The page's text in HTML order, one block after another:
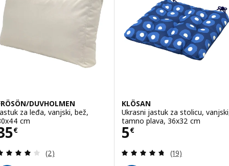
DUVHOLMEN
za leđa, vanjski, bež,
cm
€ 35€
Revizija: 4 od 5 zvjezdica. Ukupno recenzija:
(2)
KLÖSAN
Ukrasni jastuk za stolicu,
tamno plava, 36x32 cm
5€
Cijena 5€
Revizija: 4.7
(19)